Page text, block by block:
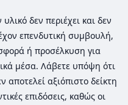
δεν περιέχει και δεν
επενδυτική συμβουλή,
ή προσέλκυση για
μέσα. Λάβετε υπόψη ότι
αξιόπιστο δείκτη
επιδόσεις, καθώς οι